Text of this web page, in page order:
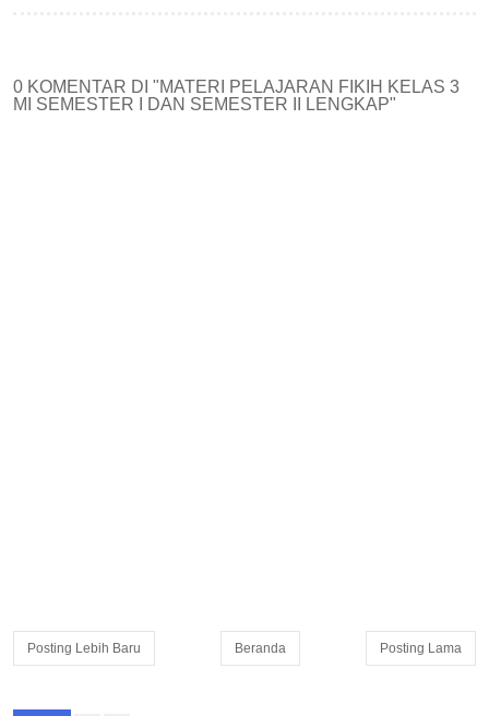
0 KOMENTAR DI "MATERI PELAJARAN FIKIH KELAS 3
MI SEMESTER I DAN SEMESTER II LENGKAP"
Posting Lebih Baru Posting Lama
Beranda